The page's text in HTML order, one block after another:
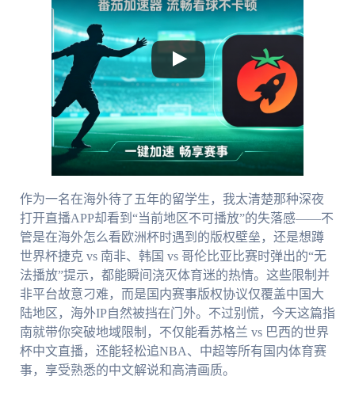
作为一名在海外待了五年的留学生，我太清楚那种深夜
打开直播APP却看到“当前地区不可播放”的失落感——不
管是在海外怎么看欧洲杯时遇到的版权壁垒，还是想蹲
世界杯捷克 vs 南非、韩国 vs 哥伦比亚比赛时弹出的“无
法播放”提示，都能瞬间浇灭体育迷的热情。这些限制并
非平台故意刁难，而是国内赛事版权协议仅覆盖中国大
陆地区，海外IP自然被挡在门外。不过别慌，今天这篇指
南就带你突破地域限制，不仅能看苏格兰 vs 巴西的世界
杯中文直播，还能轻松追NBA、中超等所有国内体育赛
事，享受熟悉的中文解说和高清画质。